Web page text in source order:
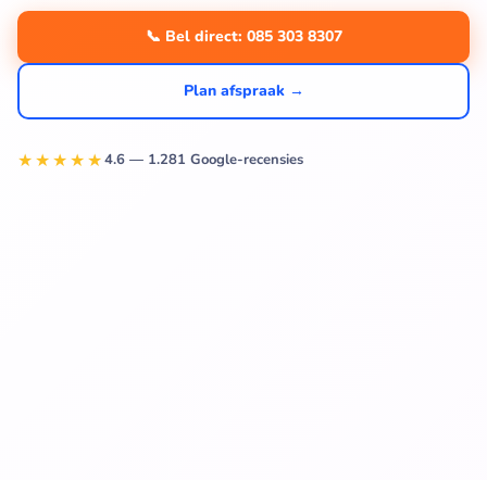
📞 Bel direct: 085 303 8307
Plan afspraak →
★★★★★4.6 — 1.281 Google-recensies